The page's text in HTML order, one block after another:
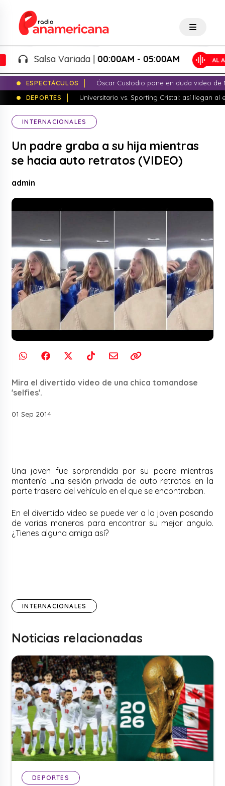
Salsa Variada |00:00AM - 05:00AM
ESPECTÁCULOS
Óscar Custodio pone en duda video de
DEPORTES
Universitario vs. Sporting Cristal: así llegan al
INTERNACIONALES
Un padre graba a su hija mientras
se hacia auto retratos (VIDEO)
admin
Mira el divertido video de una chica tomandose
'selfies'.
01 Sep 2014
Una joven fue sorprendida por su padre mientras
mantenía una sesión privada de auto retratos en la
parte trasera del vehículo en el que se encontraban.
En el divertido video se puede ver a la joven posando
de varias maneras para encontrar su mejor angulo.
¿Tienes alguna amiga así?
INTERNACIONALES
Noticias relacionadas
DEPORTES